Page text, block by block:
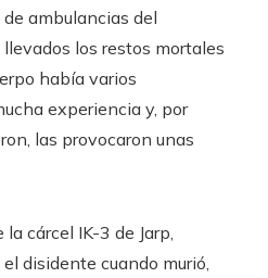
ambulancias del
los restos mortales
había varios
experiencia y, por
las provocaron unas
cárcel IK-3 de Jarp,
disidente cuando murió,